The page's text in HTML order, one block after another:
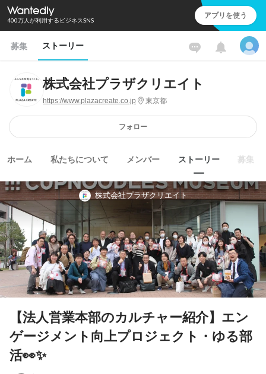
400万人が利用するビジネスSNS アプリを使う
募集 ストーリー
株式会社プラザクリエイト
https://www.plazacreate.co.jp 東京都
フォロー
ホーム 私たちについて メンバー ストーリー 募集
株式会社プラザクリエイト
【法人営業本部のカルチャー紹介】エン
ゲージメント向上プロジェクト・ゆる部
活👀✨